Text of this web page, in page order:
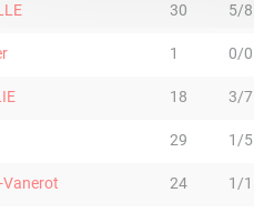
30 5/8
1 0/0
18 3/7
29 1/5
Vanerot 24 1/1